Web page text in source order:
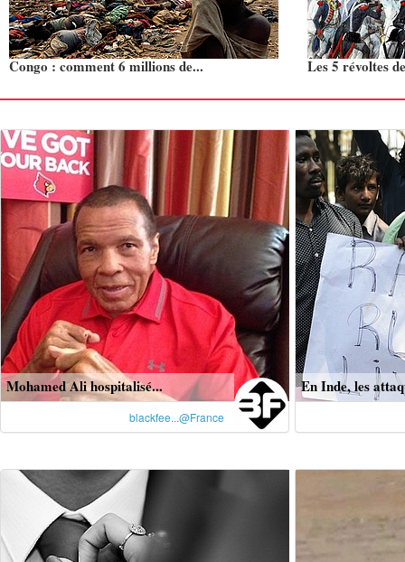
Congo : comment 6 millions de... Les 5 révoltes
Mohamed Ali hospitalisé...
blackfee...@France
En Inde, les